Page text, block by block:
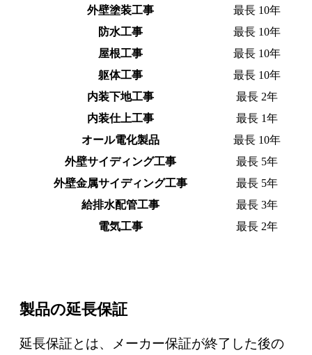
外壁塗装工事
最長 10年
防水工事
最長 10年
屋根工事
最長 10年
躯体工事
最長 10年
内装下地工事
最長 2年
内装仕上工事
最長 1年
オール電化製品
最長 10年
外壁サイディング工事
最長 5年
外壁金属サイディング工事
最長 5年
給排水配管工事
最長 3年
電気工事
最長 2年
製品の延長保証
延長保証とは、メーカー保証が終了した後の